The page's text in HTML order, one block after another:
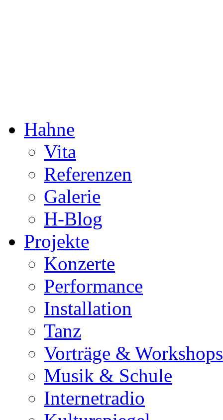
Hahne
Vita
Referenzen
Galerie
H-Blog
Projekte
Konzerte
Performance
Installation
Tanz
Vorträge & Workshops
Musik & Schule
Internetradio